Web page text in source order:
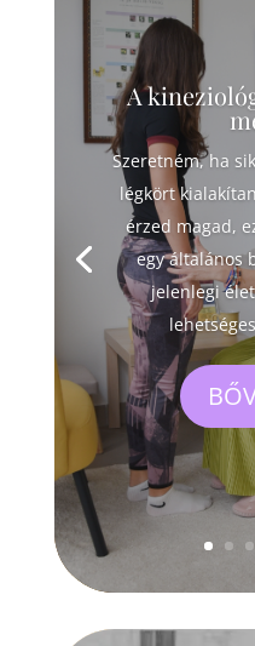
A
Szeretném, ha
légkört
érzed magad,
egy általános
jelenlegi